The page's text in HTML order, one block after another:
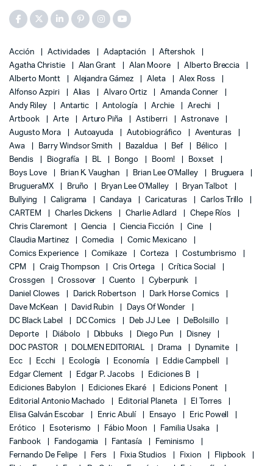
Acción Actividades Adaptación
Aftershok
Agatha Christie
Alan Grant Alan Moore
Alberto Breccia
Alberto Montt
Alejandra Gámez Aleta
Alex Ross
Alfonso Azpiri
Alias Alvaro Ortiz
Amanda Conner
Andy Riley
Antartic Antología Archie
Arechi
Artbook
Arte Arturo Piña Astiberri
Astronave
Augusto Mora
Autoayuda Autobiográfico
Aventuras
Awa
Barry Windsor Smith Bazaldua Bef
Bélico
Bendis
Biografía BL Bongo Boom!
Boxset
Boys Love
Brian K. Vaughan Brian Lee O'Malley
Bruguera
BrugueraMX
Bruño Bryan Lee O'Malley
Bryan Talbot
Bullying
Caligrama Candaya Caricaturas
Carlos Trillo
CARTEM
Charles Dickens Charlie Adlard
Chepe Ríos
Chris Claremont
Ciencia Ciencia Ficción
Cine
Claudia Martinez
Comedia
Comic Mexicano
Comics Experience
Comikaze Corteza
Costumbrismo
CPM
Craig Thompson Cris Ortega
Crítica Social
Crossgen
Crossover Cuento
Cyberpunk
Daniel Clowes
Darick Robertson
Dark Horse Comics
Dave McKean
David Rubin
Days Of Wonder
DC Black Label
DC Comics Deb JJ Lee
DeBolsillo
Deporte
Diábolo Dibbuks Diego Pun
Disney
DOC PASTOR
DOLMEN EDITORIAL Drama
Dynamite
Ecc
Ecchi Ecología Economía
Eddie Campbell
Edgar Clement
Edgar P. Jacobs
Ediciones B
Ediciones Babylon
Ediciones Ekaré
Edicions Ponent
Editorial Antonio Machado
Editorial Planeta
El Torres
Elisa Galván Escobar
Enric Abulí Ensayo
Eric Powell
Erótico
Esoterismo Fábio Moon
Familia Usaka
Fanbook
Fandogamia Fantasía
Feminismo
Fernando De Felipe
Fers Fixia Studios Fixion
Flipbook